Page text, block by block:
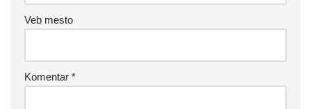
Veb mesto
Komentar *